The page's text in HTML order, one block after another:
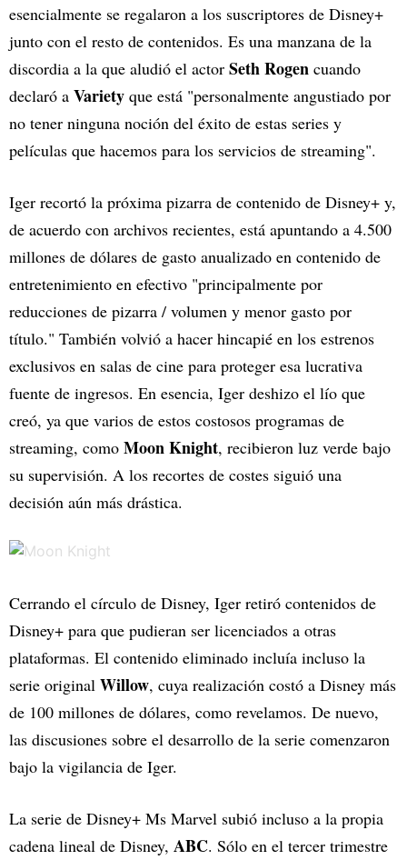
esencialmente se regalaron a los suscriptores de Disney+
junto con el resto de contenidos. Es una manzana de la
discordia a la que aludió el actor Seth Rogen cuando
declaró a Variety que está "personalmente angustiado por
no tener ninguna noción del éxito de estas series y
películas que hacemos para los servicios de streaming".
Iger recortó la próxima pizarra de contenido de Disney+ y,
de acuerdo con archivos recientes, está apuntando a 4.500
millones de dólares de gasto anualizado en contenido de
entretenimiento en efectivo "principalmente por
reducciones de pizarra / volumen y menor gasto por
título." También volvió a hacer hincapié en los estrenos
exclusivos en salas de cine para proteger esa lucrativa
fuente de ingresos. En esencia, Iger deshizo el lío que
creó, ya que varios de estos costosos programas de
streaming, como Moon Knight, recibieron luz verde bajo
su supervisión. A los recortes de costes siguió una
decisión aún más drástica.
Cerrando el círculo de Disney, Iger retiró contenidos de
Disney+ para que pudieran ser licenciados a otras
plataformas. El contenido eliminado incluía incluso la
serie original Willow, cuya realización costó a Disney más
de 100 millones de dólares, como revelamos. De nuevo,
las discusiones sobre el desarrollo de la serie comenzaron
bajo la vigilancia de Iger.
La serie de Disney+ Ms Marvel subió incluso a la propia
cadena lineal de Disney, ABC. Sólo en el tercer trimestre